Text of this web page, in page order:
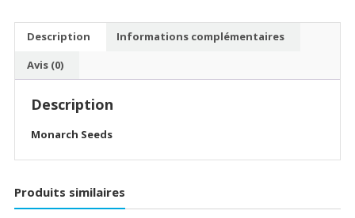
Description
Informations complémentaires
Avis (0)
Description
Monarch Seeds
Produits similaires